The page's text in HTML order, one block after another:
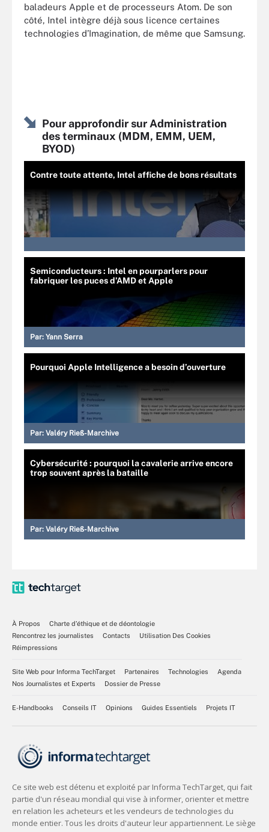
baladeurs Apple et de processeurs Atom. De son
côté, Intel intègre déjà sous licence certaines
technologies d’Imagination, de même que Samsung.
Pour approfondir sur Administration
des terminaux (MDM, EMM, UEM,
BYOD)
Contre toute attente, Intel affiche de bons résultats
Semiconducteurs : Intel en pourparlers pour
fabriquer les puces d’AMD et Apple
Par: Yann Serra
Pourquoi Apple Intelligence a besoin d’ouverture
Par: Valéry Rieß-Marchive
Cybersécurité : pourquoi la cavalerie arrive encore
trop souvent après la bataille
Par: Valéry Rieß-Marchive
À Propos
Charte d’éthique et de déontologie
Rencontrez les journalistes
Contacts
Utilisation Des Cookies
Réimpressions
Site Web pour Informa TechTarget Partenaires Technologies
Agenda
Nos Journalistes et Experts
Dossier de Presse
E-Handbooks Conseils IT Opinions Guides Essentiels Projets IT